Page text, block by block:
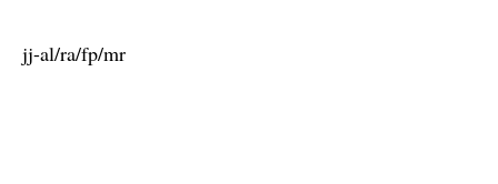
jj-al/ra/fp/mr